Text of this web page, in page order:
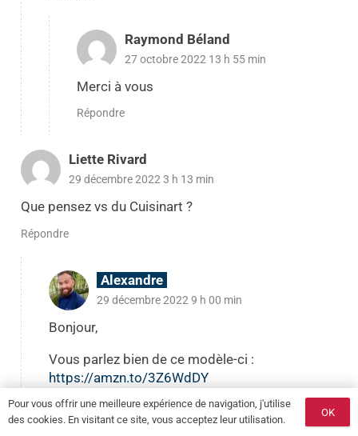
Raymond Béland
27 octobre 2022 13 h 55 min
Merci à vous
Répondre
Liette Rivard
29 décembre 2022 3 h 13 min
Que pensez vs du Cuisinart ?
Répondre
Alexandre
29 décembre 2022 9 h 00 min
Bonjour,
Vous parlez bien de ce modèle-ci :
https://amzn.to/3Z6WdDY
Effectivement c’est un très bon four à air chaud
pour le prix, d’ailleurs il est possible que je
Pour vous offrir une meilleure expérience de navigation, j'utilise
des cookies. En visitant ce site, vous acceptez leur utilisation.
OK